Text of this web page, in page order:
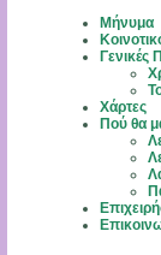
Μήνυμα
Γενικές
Χάρτες
Πού θα